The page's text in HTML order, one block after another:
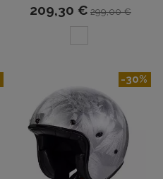
209,30 € 299,00 €
-30%